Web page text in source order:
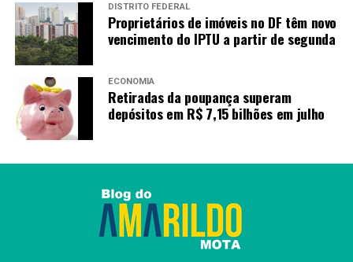
DISTRITO FEDERAL
Proprietários de imóveis no DF têm novo
vencimento do IPTU a partir de segunda
ECONOMIA
Retiradas da poupança superam
depósitos em R$ 7,15 bilhões em julho